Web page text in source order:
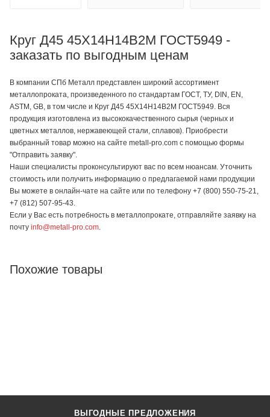
Круг Д45 45Х14Н14В2М ГОСТ5949 -
заказать по выгодным ценам
В компании СПб Металл представлен широкий ассортимент
металлопроката, произведенного по стандартам ГОСТ, ТУ, DIN, EN,
ASTM, GB, в том числе и Круг Д45 45Х14Н14В2М ГОСТ5949. Вся
продукция изготовлена из высококачественного сырья (черных и
цветных металлов, нержавеющей стали, сплавов). Приобрести
выбранный товар можно на сайте metall-pro.com с помощью формы
"Отправить заявку".
Наши специалисты проконсультируют вас по всем нюансам. Уточнить
стоимость или получить информацию о предлагаемой нами продукции
Вы можете в онлайн-чате на сайте или по телефону +7 (800) 550-75-21,
+7 (812) 507-95-43.
Если у Вас есть потребность в металлопрокате, отправляйте заявку на
почту info@metall-pro.com
Похожие товары
ВЫГОДНЫЕ ПРЕДЛОЖЕНИЯ